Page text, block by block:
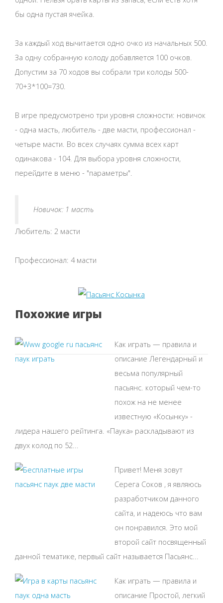
бы одна пустая ячейка.
За каждый ход вычитается одно очко из начальных 500.
За одну собранную колоду добавляется 100 очков.
Допустим за 70 ходов вы собрали три колоды 500-
70+3*100=730.
В игре предусмотрено три уровня сложности: новичок
- одна масть, любитель - две масти, профессионал -
четыре масти. Во всех случаях сумма всех карт
одинакова - 104. Для выбора уровня сложности,
перейдите в меню - "параметры".
Новичок: 1 масть
Любитель: 2 масти
Профессионал: 4 масти
Похожие игры
Как играть — правила и
описание Легендарный и
весьма популярный
пасьянс. который чем-то
похож на не менее
известную «Косынку» -
лидера нашего рейтинга. «Паука» раскладывают из
двух колод по 52...
Привет! Меня зовут
Серега Соков , я являюсь
разработчиком данного
сайта, и надеюсь что вам
он понравился. Это мой
второй сайт посвященный
данной тематике, первый сайт называется Пасьянс...
Как играть — правила и
описание Простой, легкий